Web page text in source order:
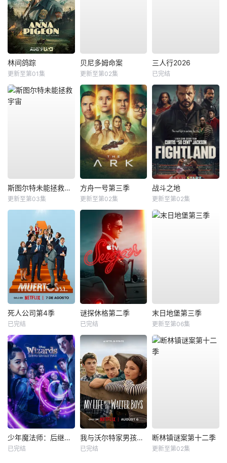
林间鸽踪
更新至第01集
贝尼多姆命案
更新至第02集
三人行2026
已完结
斯图尔特未能拯救宇宙
更新至第03集
方舟一号第三季
更新至第02集
战斗之地
更新至第02集
死人公司第4季
已完结
谜探休格第二季
已完结
末日地堡第三季
更新至第06集
少年魔法师：后继者第三季
已完结
我与沃尔特家男孩的生活第三季
已完结
断林镇谜案第十二季
更新至第02集